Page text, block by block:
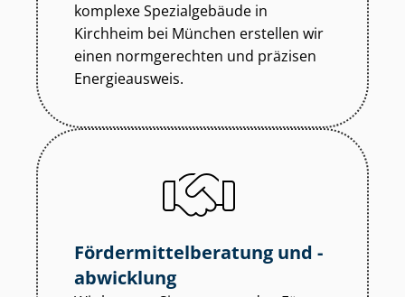
komplexe Spezialgebäude in
Kirchheim bei München erstellen wir
einen normgerechten und präzisen
Energieausweis.
För­der­mit­tel­be­ra­tung und -
abwicklung